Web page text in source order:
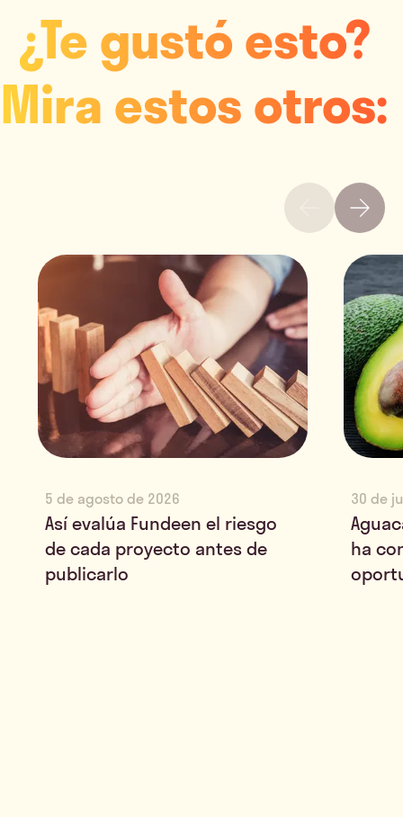
¿Te gustó esto?
Mira estos otros:
5 de agosto de 2026
Así evalúa Fundeen el riesgo
de cada proyecto antes de
publicarlo
30 de
ha